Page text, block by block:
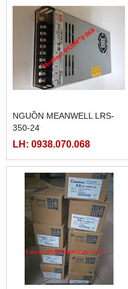
MÀN HÌNH HITECH
PWS5610T-S
FATEK FBS-40MCR2-AC
LH: 0938.070.068